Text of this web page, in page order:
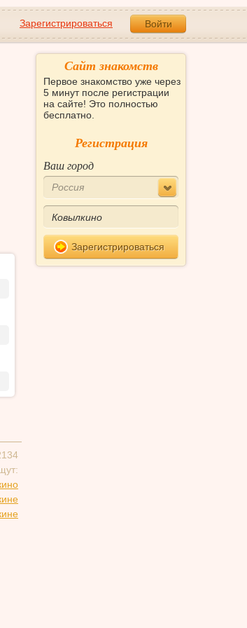
Зарегистрироваться Войти
Сайт знакомств
Первое знакомство уже через
5 минут после регистрации
на сайте! Это полностью
бесплатно.
Регистрация
Ваш город
Россия
Зарегистрироваться